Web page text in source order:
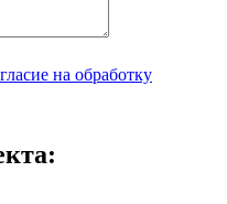
на обработку